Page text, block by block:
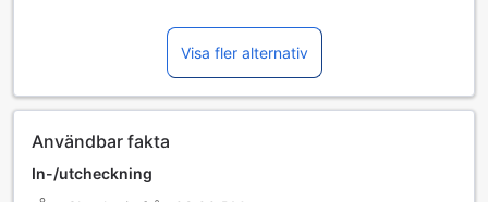
Visa fler alternativ
Användbar fakta
In-/utcheckning